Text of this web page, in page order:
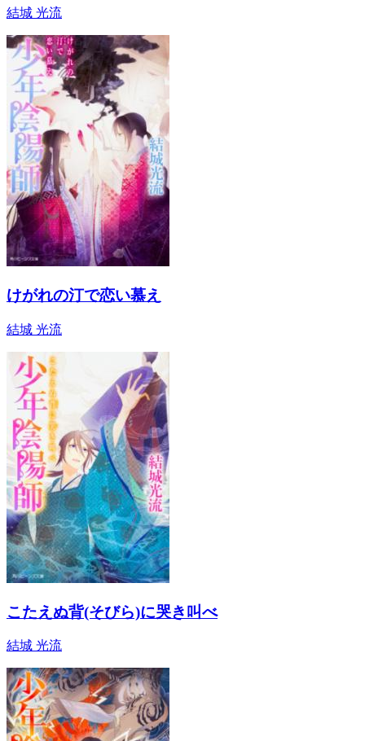
結城 光流
けがれの汀で恋い慕え
結城 光流
こたえぬ背(そびら)に哭き叫べ
結城 光流